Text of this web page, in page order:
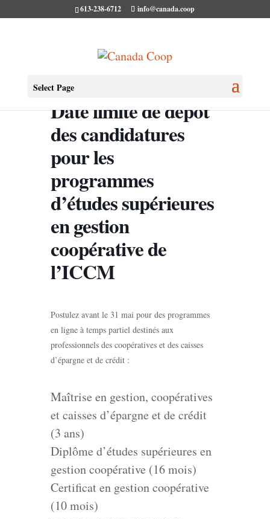
613-238-6712 info@canada.coop
Select Page
Date limite de dépôt
des candidatures
pour les
programmes
d’études supérieures
en gestion
coopérative de
l’ICCM
Postulez avant le 31 mai pour des programmes
en ligne à temps partiel destinés aux
professionnels des coopératives et des caisses
d’épargne et de crédit :
Maîtrise en gestion, coopératives
et caisses d’épargne et de crédit
(3 ans)
Diplôme d’études supérieures en
gestion coopérative (16 mois)
Certificat en gestion coopérative
(10 mois)